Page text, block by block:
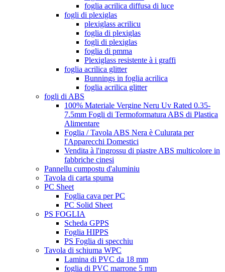
foglia acrilica diffusa di luce
fogli di plexiglas
plexiglass acrilicu
foglia di plexiglas
fogli di plexiglas
foglia di pmma
Plexiglass resistente à i graffi
foglia acrilica glitter
Bunnings in foglia acrilica
foglia acrilica glitter
fogli di ABS
100% Materiale Vergine Neru Uv Rated 0.35-
7.5mm Fogli di Termoformatura ABS di Plastica
Alimentare
Foglia / Tavola ABS Nera è Culurata per
l'Apparecchi Domestici
Vendita à l'ingrossu di piastre ABS multicolore in
fabbriche cinesi
Pannellu cumpostu d'aluminiu
Tavola di carta spuma
PC Sheet
Foglia cava per PC
PC Solid Sheet
PS FOGLIA
Scheda GPPS
Foglia HIPPS
PS Foglia di specchiu
Tavola di schiuma WPC
Lamina di PVC da 18 mm
foglia di PVC marrone 5 mm